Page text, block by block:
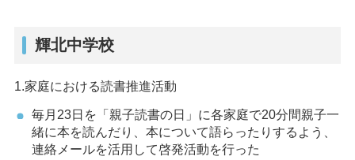
輝北中学校
1.家庭における読書推進活動
毎月23日を「親子読書の日」に各家庭で20分間親子一
緒に本を読んだり、本について語らったりするよう、
連絡メールを活用して啓発活動を行った